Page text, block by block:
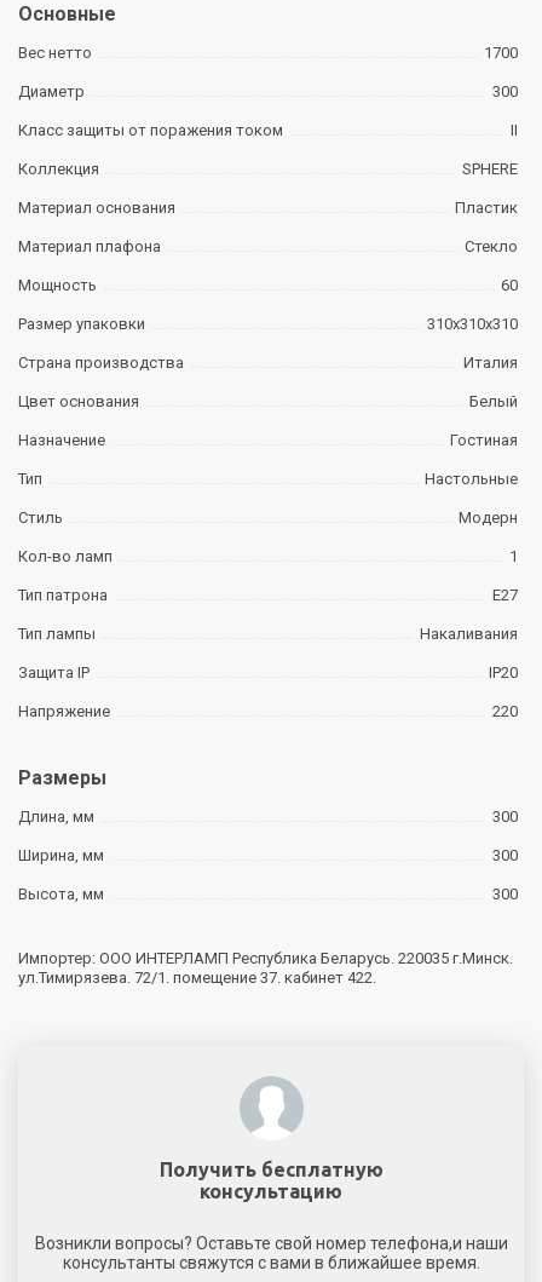
Основные
Вес нетто 1700
Диаметр 300
Класс защиты от поражения током II
Коллекция SPHERE
Материал основания Пластик
Материал плафона Стекло
Мощность 60
Размер упаковки 310х310х310
Страна производства Италия
Цвет основания Белый
Назначение Гостиная
Тип Настольные
Стиль Модерн
Кол-во ламп 1
Тип патрона E27
Тип лампы Накаливания
Защита IP IP20
Напряжение 220
Размеры
Длина, мм 300
Ширина, мм 300
Высота, мм 300
Импортер: ООО ИНТЕРЛАМП Республика Беларусь. 220035 г.Минск.
ул.Тимирязева. 72/1. помещение 37. кабинет 422.
Получить бесплатную
консультацию
Возникли вопросы? Оставьте свой номер телефона,и наши
консультанты свяжутся с вами в ближайшее время.